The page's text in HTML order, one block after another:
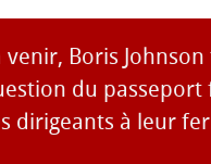
Boris
du passeport
dirigeants à leur